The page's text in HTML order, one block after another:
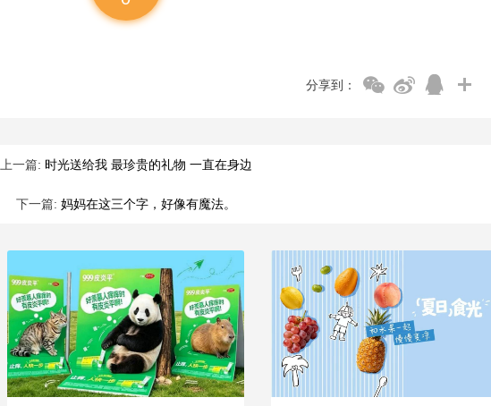
分享到：
上一篇: 时光送给我 最珍贵的礼物 一直在身边
下一篇: 妈妈在这三个字，好像有魔法。